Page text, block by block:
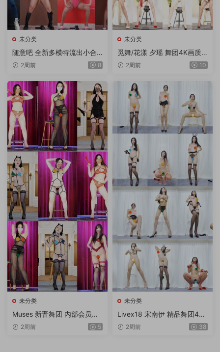
未分类
随意吧 全新多模特流出小合
集 12V/1.75G
2周前 8
未分类
觅舞/花漾 夕瑶 舞团4K画质
多角度流出版 3期 15V/9.85
2周前 10
未分类
Muses 新晋舞团 内部会员流
出版合集 第20260716期 6V/
2周前 5
未分类
Livex18 宋南伊 精品舞团4K
画质独家破解专版 第2期 20
2周前 38